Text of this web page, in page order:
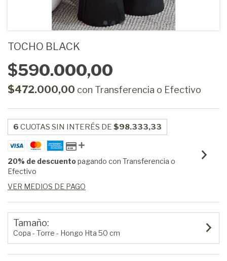
TOCHO BLACK
$590.000,00
$472.000,00 con Transferencia o Efectivo
6 CUOTAS SIN INTERÉS DE $98.333,33
20% de descuentopagando con Transferencia o
Efectivo
VER MEDIOS DE PAGO
Tamaño:
Copa - Torre - Hongo Hta 50 cm